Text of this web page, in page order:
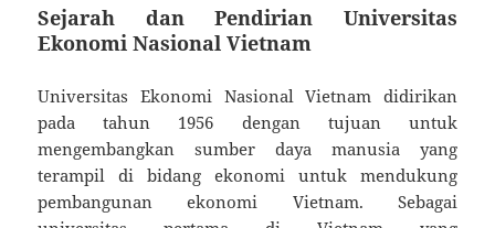
Sejarah dan Pendirian Universitas
Ekonomi Nasional Vietnam
Universitas Ekonomi Nasional Vietnam didirikan
pada tahun 1956 dengan tujuan untuk
mengembangkan sumber daya manusia yang
terampil di bidang ekonomi untuk mendukung
pembangunan ekonomi Vietnam. Sebagai